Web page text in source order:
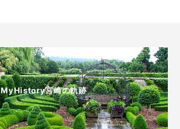
MyHistory宮崎の軌跡